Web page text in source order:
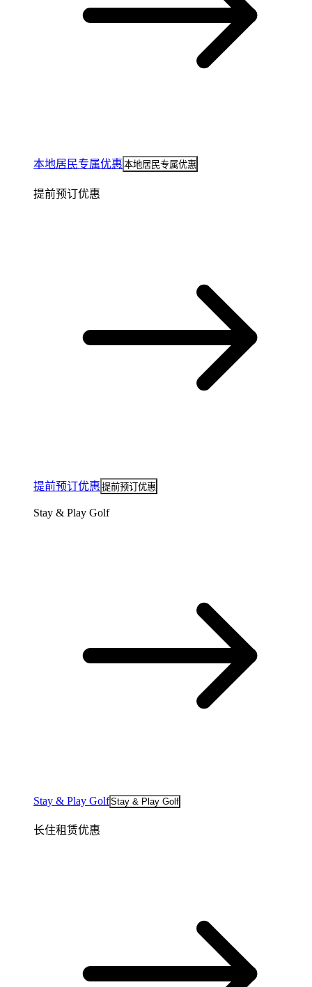
本地居民专属优惠 本地居民专属优惠
提前预订优惠
提前预订优惠 提前预订优惠
Stay & Play Golf
Stay & Play GolfStay & Play Golf
长住租赁优惠